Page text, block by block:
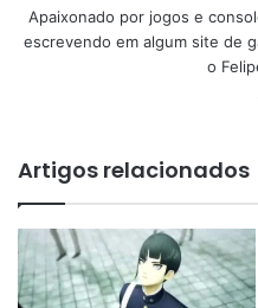
Apaixonado por jogos e
escrevendo em algum site de
o
Artigos relacionados